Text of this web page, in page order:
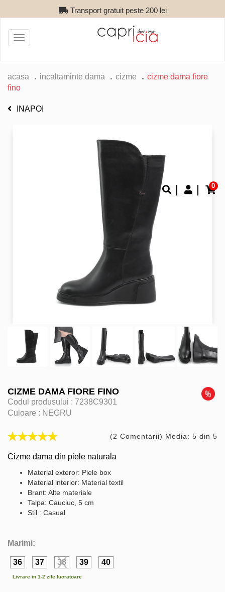
Transport gratuit peste 200 lei
0
Toggle
navigation
acasa incaltaminte dama cizme
cizme dama fiore
fino
INAPOI
CIZME DAMA FIORE FINO
Codul produsului : 7238C9301
Culoare : NEGRU
(2 Comentarii) Media: 5 din 5
Cizme dama din piele naturala
Material exteror: Piele box
Material interior: Material textil
Brant: Alte materiale
Talpa: Cauciuc, 5 cm
Stil : Casual
Marimi:
36 37 38 39 40
Livrare in 1-2 zile lucratoare